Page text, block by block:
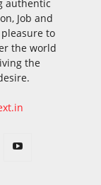
authentic
Job and
to
the world
the